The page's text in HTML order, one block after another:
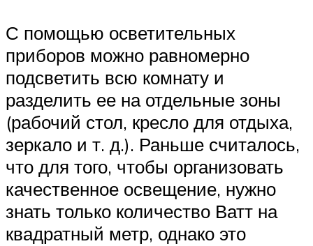
С помощью осветительных
приборов можно равномерно
подсветить всю комнату и
разделить ее на отдельные зоны
(рабочий стол, кресло для отдыха,
зеркало и т. д.). Раньше считалось,
что для того, чтобы организовать
качественное освещение, нужно
знать только количество Ватт на
квадратный метр, однако это